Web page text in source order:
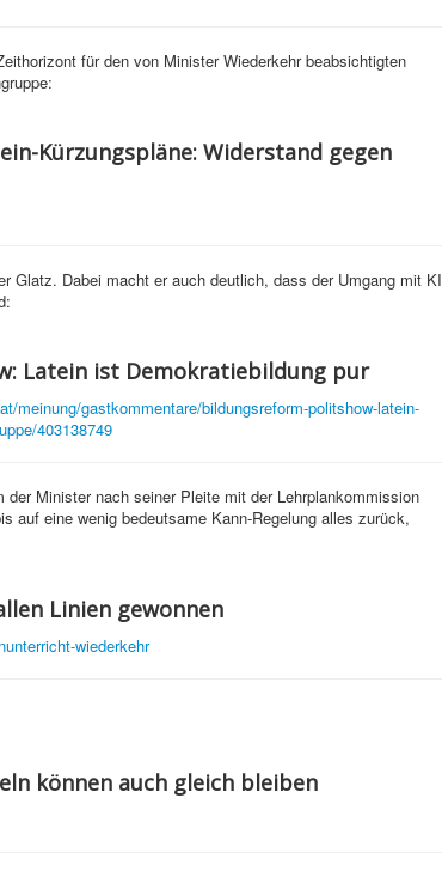
für den von Minister Wiederkehr beabsichtigten
Kürzungspläne: Widerstand gegen
Glatz. Dabei macht er auch deutlich, dass der Umgang mit KI
Latein ist Demokratiebildung pur
meinung/gastkommentare/bildungsreform-politshow-latein-
403138749
der Minister nach seiner Pleite mit der Lehrplankommission
auf eine wenig bedeutsame Kann-Regelung alles zurück,
Linien gewonnen
wiederkehr
können auch gleich bleiben